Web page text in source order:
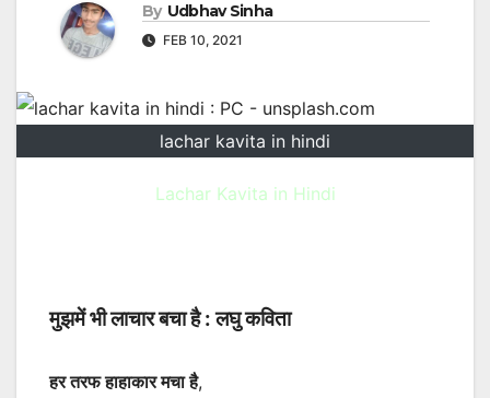
By Udbhav Sinha
FEB 10, 2021
lachar kavita in hindi
Lachar Kavita in Hindi
मुझमें भी लाचार बचा है : लघु कविता
हर तरफ हाहाकार मचा है,